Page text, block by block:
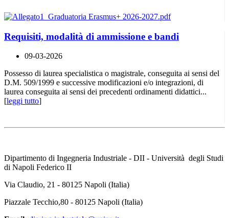
Requisiti, modalità di ammissione e bandi
09-03-2026
Possesso di laurea specialistica o magistrale, conseguita ai sensi del
D.M. 509/1999 e successive modificazioni e/o integrazioni, di
laurea conseguita ai sensi dei precedenti ordinamenti didattici...
[leggi tutto]
Dipartimento di Ingegneria Industriale - DII - Università degli Studi
di Napoli Federico II
Via Claudio, 21 - 80125 Napoli (Italia)
Piazzale Tecchio,80 - 80125 Napoli (Italia)